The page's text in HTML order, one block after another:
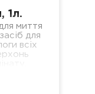
1л.
миття
для
всіх